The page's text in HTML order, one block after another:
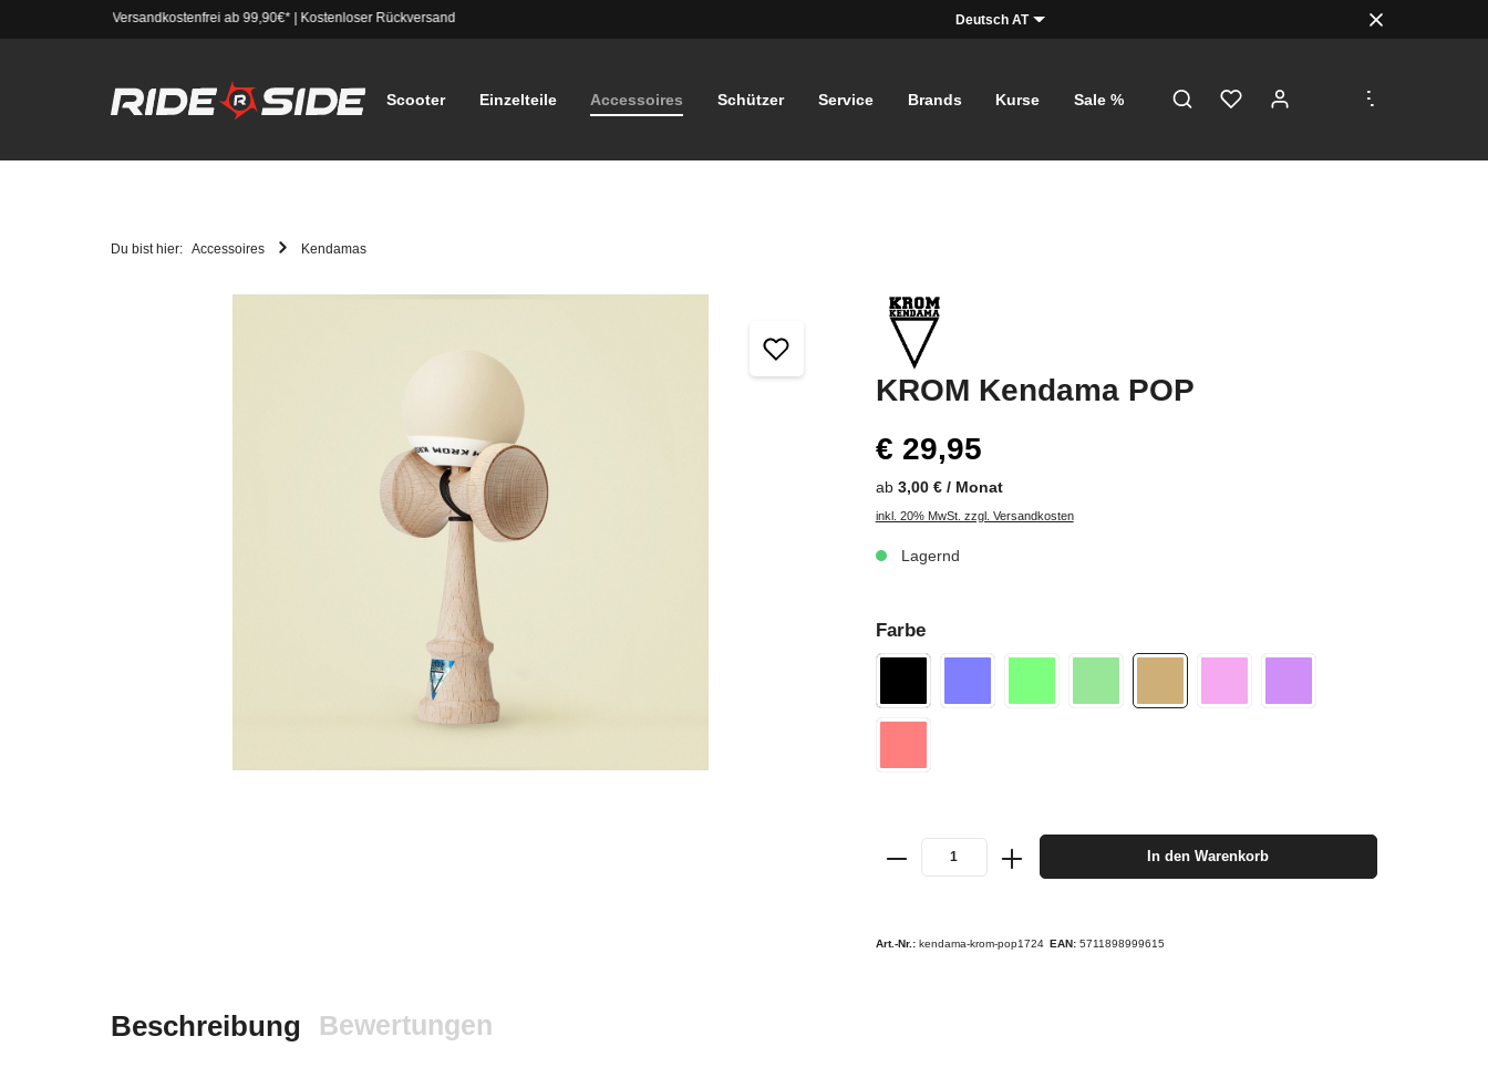
Versandkostenfrei ab 99,90€*| Kostenloser Rückversand Deutsch AT
Scooter Einzelteile Accessoires Schützer Service Brands Kurse Sale %
...
Du bist hier: Accessoires Kendamas
KROM Kendama POP
€ 29,95
ab 3,00 € / Monat
inkl. 20% MwSt. zzgl. Versandkosten
Lagernd
Farbe
In den Warenkorb
Art.-Nr.: kendama-krom-pop1724 EAN: 5711898999615
Beschreibung Bewertungen